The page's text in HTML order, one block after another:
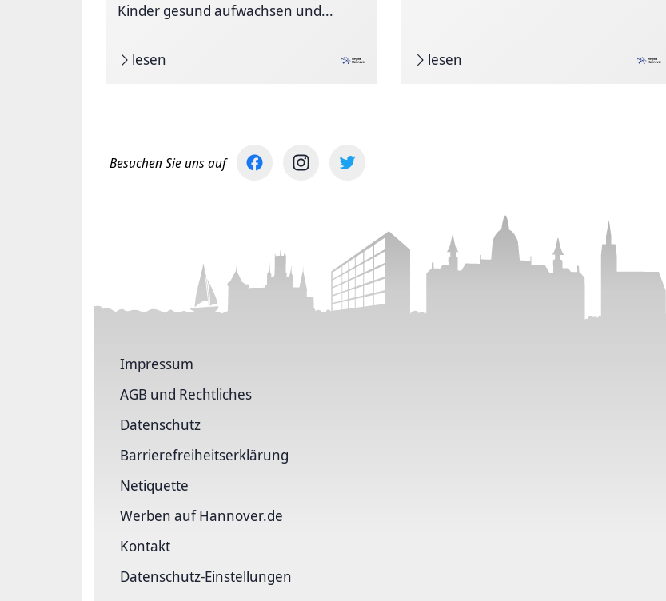
Kinder gesund aufwachsen und...
lesen lesen
Besuchen Sie uns auf
Impressum
AGB und Rechtliches
Datenschutz
Barriere­freiheits­erklärung
Netiquette
Werben auf Hannover.de
Kontakt
Datenschutz-Einstellungen